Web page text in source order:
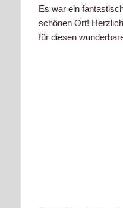
Es war ein
schönen Ort!
für diesen